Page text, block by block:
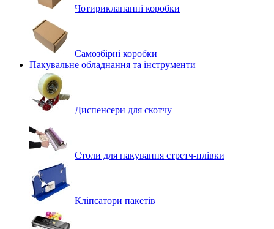
Чотириклапанні коробки
Самозбірні коробки
Пакувальне обладнання та інструменти
Диспенсери для скотчу
Столи для пакування стретч-плівки
Кліпсатори пакетів